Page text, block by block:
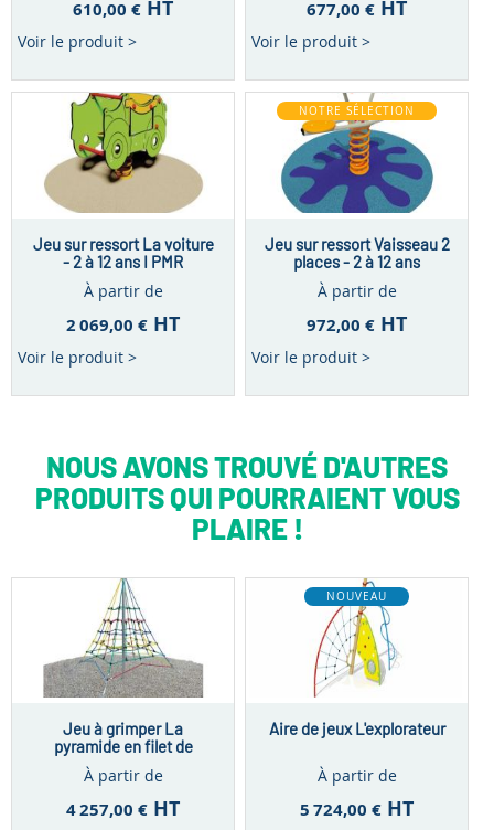
610,00 € HT
Voir le produit >
677,00 € HT
Voir le produit >
Jeu sur ressort La voiture
- 2 à 12 ans I PMR
À partir de
2 069,00 € HT
Voir le produit >
NOTRE SÉLECTION
Jeu sur ressort Vaisseau 2
places - 2 à 12 ans
À partir de
972,00 € HT
Voir le produit >
NOUS AVONS TROUVÉ D'AUTRES
PRODUITS QUI POURRAIENT VOUS
PLAIRE !
Jeu à grimper La
pyramide en filet de
cordes - 3 à 12 ans
À partir de
4 257,00 € HT
NOUVEAU
Aire de jeux L'explorateur
À partir de
5 724,00 € HT